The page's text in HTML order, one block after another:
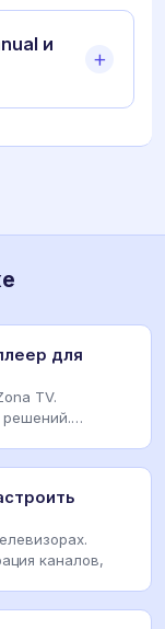
и
для
TV.
решений.
каналов,